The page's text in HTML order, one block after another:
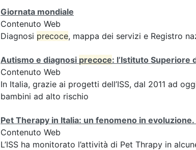
Giornata mondiale
Contenuto Web
Diagnosi precoce, mappa dei servizi e Registro
Autismo e diagnosi precoce: l’Istituto Superiore
Contenuto Web
In Italia, grazie ai progetti dell’ISS, dal 2011 ad
bambini ad alto rischio
Pet Therapy in Italia: un fenomeno in
Contenuto Web
L’ISS ha monitorato l’attività di Pet Thrapy in